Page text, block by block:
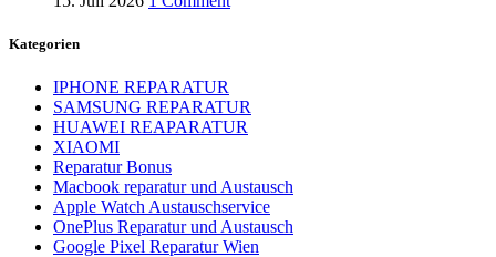
Kategorien
IPHONE REPARATUR
SAMSUNG REPARATUR
HUAWEI REAPARATUR
XIAOMI
Reparatur Bonus
Macbook reparatur und Austausch
Apple Watch Austauschservice
OnePlus Reparatur und Austausch
Google Pixel Reparatur Wien